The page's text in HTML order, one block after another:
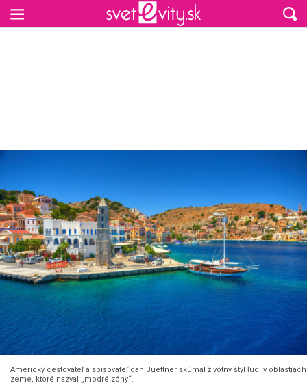
Americký cestovateľ a spisovateľ dan Buettner skúmal životný štýl ľudí v oblastiach
zeme, ktoré nazval „modré zóny“.